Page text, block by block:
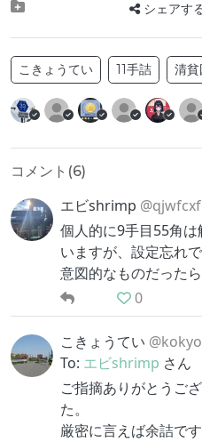
シェアす
こきょうてい 11手詰 清
コメント(6)
エビshrimp
個人的に9手目55角
いますが、設定忘れ
意図的なものだった
0
こきょうてい
To: エビshrimp さん
ご指摘ありがとうご
た。
厳密に言えば余詰で